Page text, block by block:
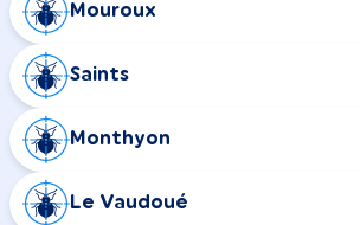
Mouroux
Saints
Monthyon
Le Vaudoué